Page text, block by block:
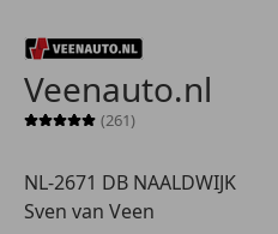
Veenauto.nl
Sterrenbeoordeling 5 van 5
(261)
NL-2671 DB NAALDWIJK
Sven van Veen